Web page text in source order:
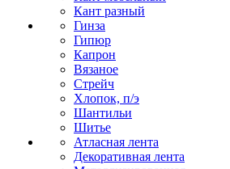
Кант разный
Гинза
Гипюр
Капрон
Вязаное
Стрейч
Хлопок, п/э
Шантильи
Шитье
Атласная лента
Декоративная лента